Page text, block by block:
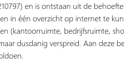
en is ontstaan uit de
in één overzicht op internet te
(kantoorruimte, bedrijfsruimte,
dusdanig verspreid. Aan deze